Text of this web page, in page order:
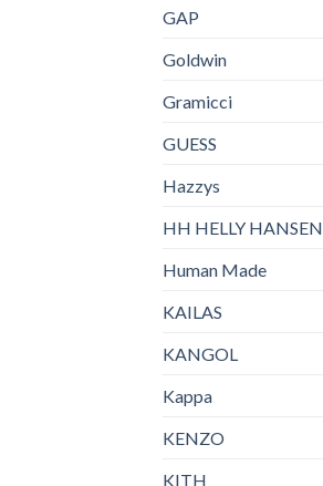
GAP
Goldwin
Gramicci
GUESS
Hazzys
HH HELLY HANSEN
Human Made
KAILAS
KANGOL
Kappa
KENZO
KITH